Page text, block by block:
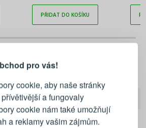
pro vás!
cookie, aby naše stránky
a fungovaly
cookie nám také umožňují
a reklamy vašim zájmům.
PŘIDAT DO KOŠÍKU
EAN 5902349026848
výrobce 466-7944
REGISTRACE
se ke svému účtu